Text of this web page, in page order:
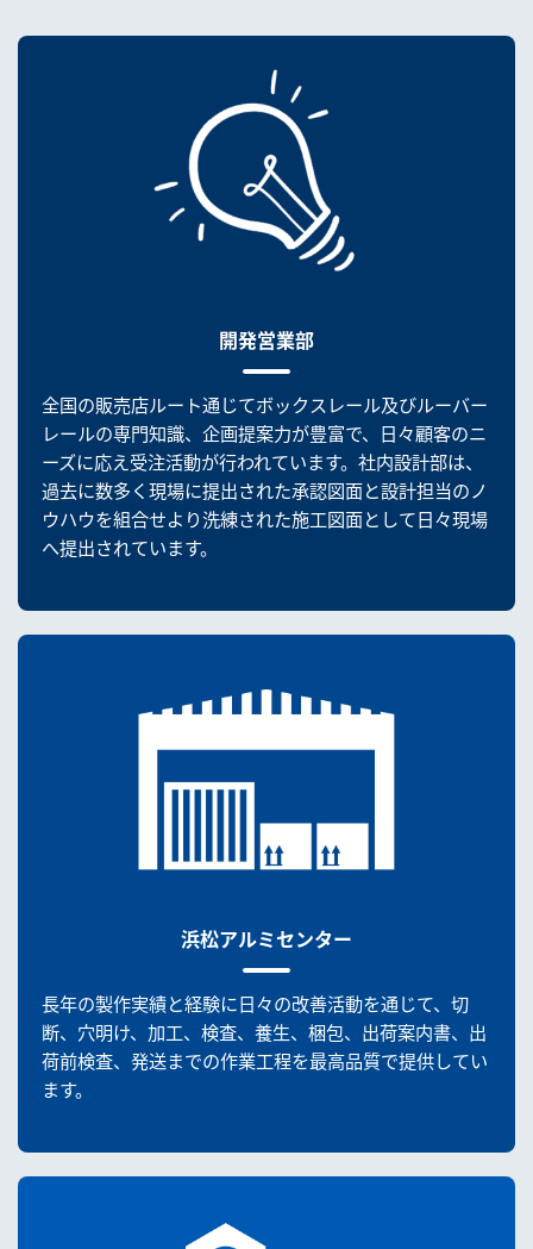
開発営業部
全国の販売店ルート通じてボックスレール及びルーバー
レールの専門知識、企画提案力が豊富で、日々顧客のニ
ーズに応え受注活動が行われています。社内設計部は、
過去に数多く現場に提出された承認図面と設計担当のノ
ウハウを組合せより洗練された施工図面として日々現場
へ提出されています。
浜松アルミセンター
長年の製作実績と経験に日々の改善活動を通じて、切
断、穴明け、加工、検査、養生、梱包、出荷案内書、出
荷前検査、発送までの作業工程を最高品質で提供してい
ます。